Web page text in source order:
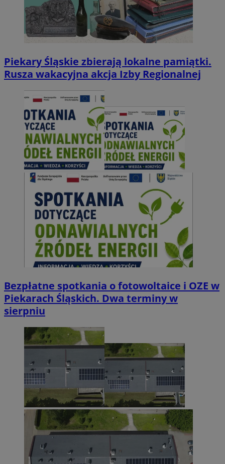
Piekary Śląskie zbierają lokalne pamiątki.
Rusza wakacyjna akcja Izby Regionalnej
Bezpłatne spotkania o fotowoltaice i OZE w
Piekarach Śląskich. Dwa terminy w
sierpniu